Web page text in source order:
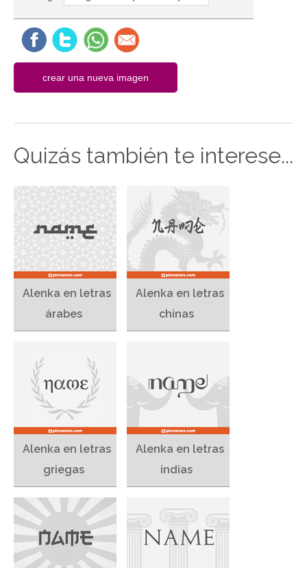
Quizás también te interese...
Alenka en letras
árabes
Alenka en letras
chinas
Alenka en letras
griegas
Alenka en letras
indias